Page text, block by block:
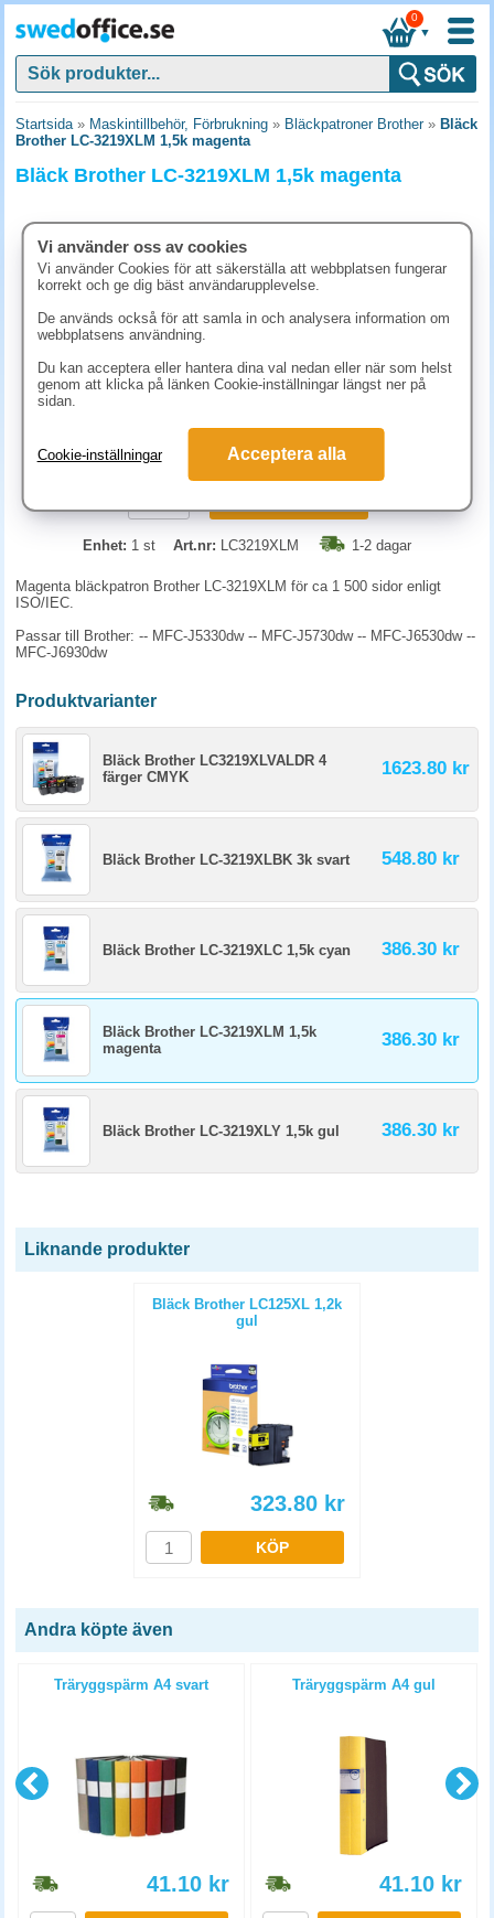
▼
0
Startsida» Maskintillbehör, Förbrukning » Bläckpatroner Brother» Bläck
Brother LC-3219XLM 1,5k magenta
Bläck Brother LC-3219XLM 1,5k magenta
386.30 kr (inkl. moms)
Enhet: 1 st Art.nr: LC3219XLM 1-2 dagar
Magenta bläckpatron Brother LC-3219XLM för ca 1 500 sidor enligt
ISO/IEC.
Passar till Brother: -- MFC-J5330dw -- MFC-J5730dw -- MFC-J6530dw --
MFC-J6930dw
Produktvarianter
Bläck Brother LC3219XLVALDR 4
färger CMYK
1623.80 kr
Bläck Brother LC-3219XLBK 3k svart 548.80 kr
Bläck Brother LC-3219XLC 1,5k cyan 386.30 kr
Bläck Brother LC-3219XLM 1,5k
magenta
386.30 kr
Bläck Brother LC-3219XLY 1,5k gul 386.30 kr
Liknande produkter
Bläck Brother LC125XL 1,2k
gul
323.80 kr
KÖP
Andra köpte även
Träryggspärm A4 svart
41.10 kr
Träryggspärm A4 gul
41.10 kr
Vi använder oss av cookies
Vi använder Cookies för att säkerställa att webbplatsen fungerar
korrekt och ge dig bäst användarupplevelse.
De används också för att samla in och analysera information om
webbplatsens användning.
Du kan acceptera eller hantera dina val nedan eller när som helst
genom att klicka på länken Cookie-inställningar längst ner på
sidan.
Cookie-inställningar Acceptera alla